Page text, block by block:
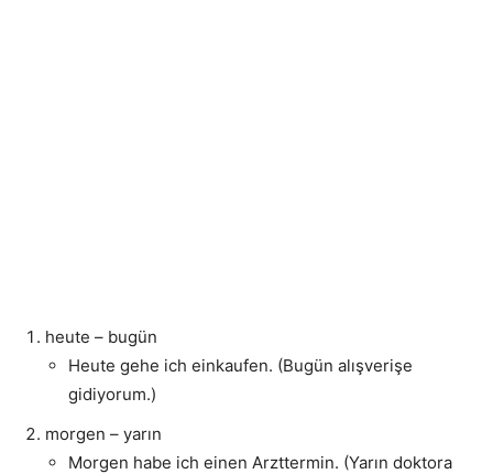
heute – bugün
Heute gehe ich einkaufen. (Bugün alışverişe
gidiyorum.)
morgen – yarın
Morgen habe ich einen Arzttermin. (Yarın doktora